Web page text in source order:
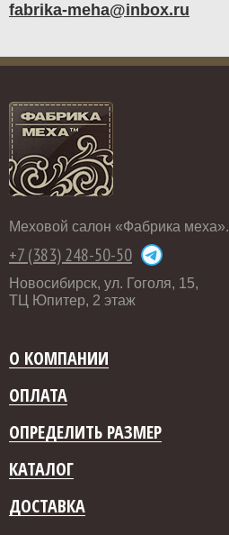
fabrika-meha@inbox.ru
Меховой салон «Фабрика меха».
+7 (383) 248-50-50
Новосибирск, ул. Гоголя, 15,
ТЦ Юпитер, 2 этаж
О КОМПАНИИ
ОПЛАТА
ОПРЕДЕЛИТЬ РАЗМЕР
КАТАЛОГ
ДОСТАВКА